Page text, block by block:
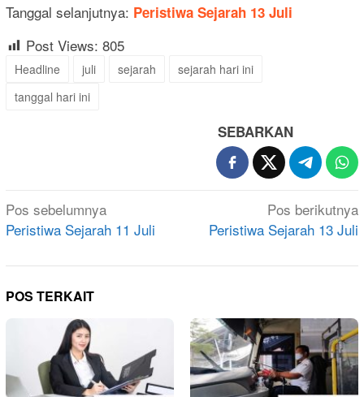
Tanggal selanjutnya: Peristiwa Sejarah 13 Juli
Post Views: 805
Headline juli sejarah
sejarah hari ini
tanggal hari ini
SEBARKAN
Navigasi
pos
Pos sebelumnya
Peristiwa Sejarah 11 Juli
Pos berikutnya
Peristiwa Sejarah 13 Juli
POS TERKAIT